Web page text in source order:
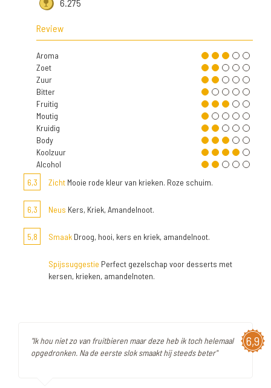
6.275
Review
Aroma
Zoet
Zuur
Bitter
Fruitig
Moutig
Kruidig
Body
Koolzuur
Alcohol
6,3
Zicht Mooie rode kleur van krieken. Roze schuim.
6,3 Neus Kers, Kriek, Amandelnoot.
5,8 Smaak Droog, hooi, kers en kriek, amandelnoot.
Spijssuggestie Perfect gezelschap voor desserts met
kersen, krieken, amandelnoten.
6,9
"Ik hou niet zo van fruitbieren maar deze heb ik toch helemaal
opgedronken. Na de eerste slok smaakt hij steeds beter"